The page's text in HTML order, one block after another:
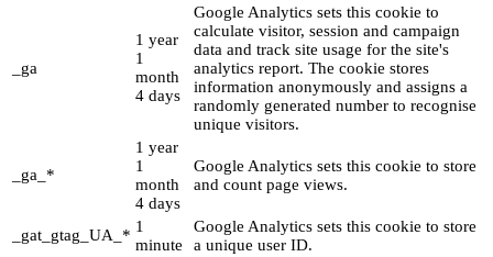
_ga
1 year
1
month
4 days
Google Analytics sets this cookie to
calculate visitor, session and campaign
data and track site usage for the site's
analytics report. The cookie stores
information anonymously and assigns a
randomly generated number to recognise
unique visitors.
_ga_*
1 year
1
month
4 days
Google Analytics sets this cookie to store
and count page views.
_gat_gtag_UA_* 1
minute
Google Analytics sets this cookie to store
a unique user ID.